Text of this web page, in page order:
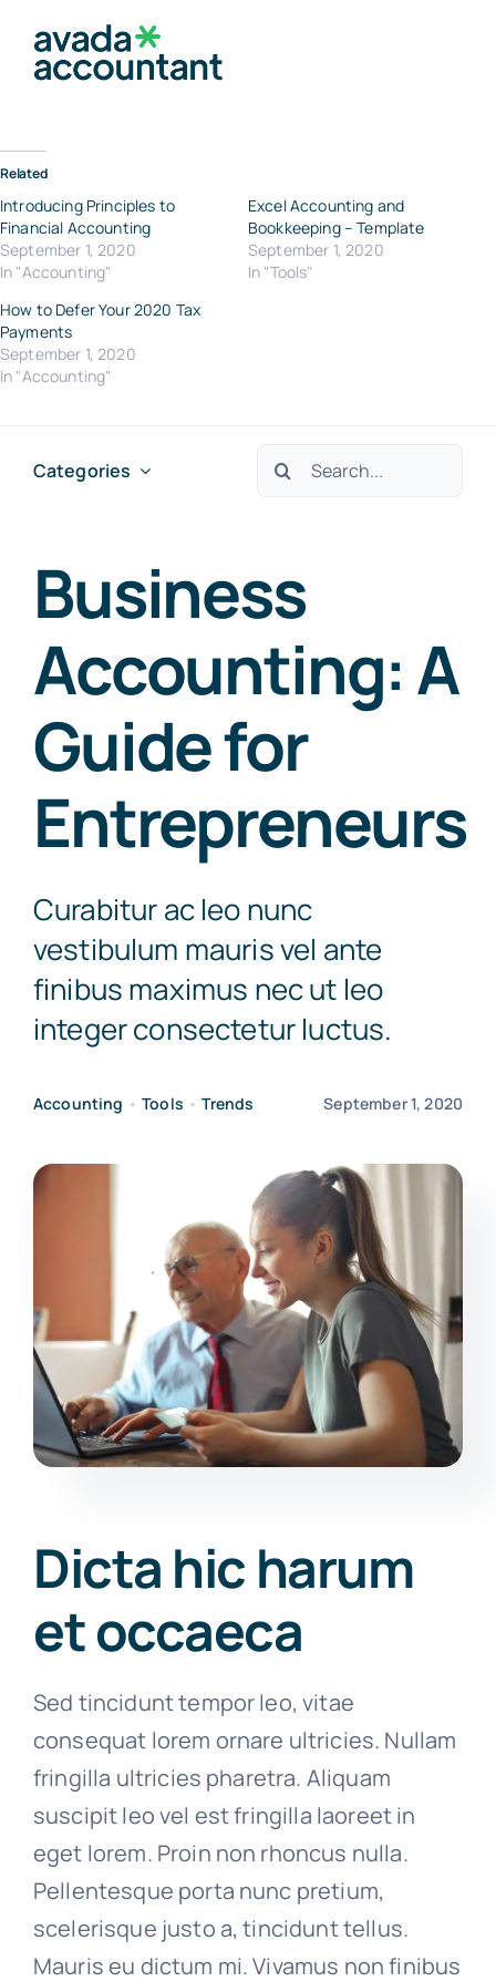
About Me
Why I’m Running
Contact
Related
Introducing Principles to
Financial Accounting
September 1, 2020
In "Accounting"
Excel Accounting and
Bookkeeping – Template
September 1, 2020
In "Tools"
How to Defer Your 2020 Tax
Payments
September 1, 2020
In "Accounting"
Categories
Search
Business
Accounting: A
Guide for
Entrepreneurs
Curabitur ac leo nunc
vestibulum mauris vel ante
finibus maximus nec ut leo
integer consectetur luctus.
Accounting •Tools •Trends September 1, 2020
Dicta hic harum
et occaeca
Sed tincidunt tempor leo, vitae
consequat lorem ornare ultricies. Nullam
fringilla ultricies pharetra. Aliquam
suscipit leo vel est fringilla laoreet in
eget lorem. Proin non rhoncus nulla.
Pellentesque porta nunc pretium,
scelerisque justo a, tincidunt tellus.
Mauris eu dictum mi. Vivamus non finibus